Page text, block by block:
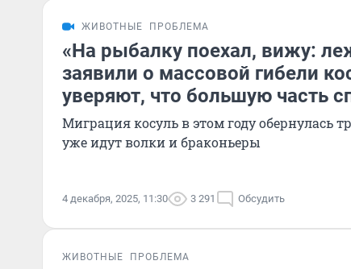
ЖИВОТНЫЕ ПРОБЛЕМА
«На рыбалку поехал, вижу:
заявили о массовой гибели
уверяют, что большую часть
Миграция косуль в этом году обернулась
уже идут волки и браконьеры
4 декабря, 2025, 11:30 3 291 Обсудить
ЖИВОТНЫЕ ПРОБЛЕМА